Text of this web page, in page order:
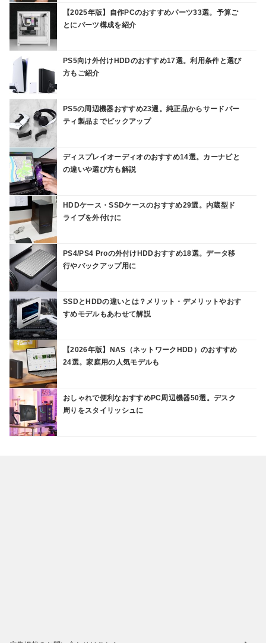
【2025年版】自作PCのおすすめパーツ33選。予算ご
とにパーツ構成を紹介
PS5向け外付けHDDのおすすめ17選。利用条件と選び
方もご紹介
PS5の周辺機器おすすめ23選。純正品からサードパー
ティ製品までピックアップ
ディスプレイオーディオのおすすめ14選。カーナビと
の違いや選び方も解説
HDDケース・SSDケースのおすすめ29選。内蔵型ド
ライブを外付けに
PS4/PS4 Proの外付けHDDおすすめ18選。データ移
行やバックアップ用に
SSDとHDDの違いとは？メリット・デメリットやおす
すめモデルもあわせて解説
【2026年版】NAS（ネットワークHDD）のおすすめ
24選。家庭用の人気モデルも
おしゃれで便利なおすすめPC周辺機器50選。デスク
周りをスタイリッシュに